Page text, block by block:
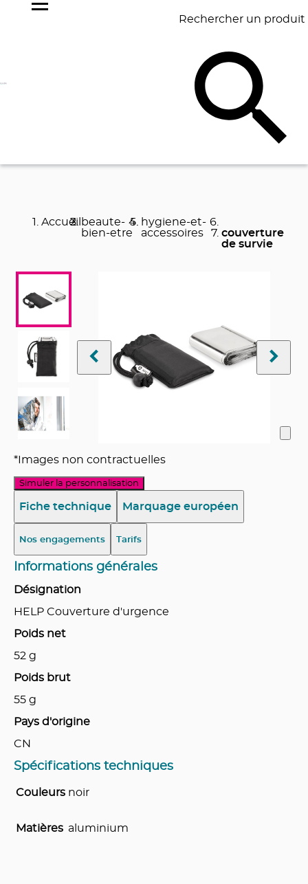
Rechercher un produit
BAGAGERIE BUREAU
Accueil beaute-
bien-etre
hygiene-et-
accessoires
couverture
de survie
*Images non contractuelles
Simuler la personnalisation
Fiche technique Marquage européen
Nos engagements Tarifs
Informations générales
Désignation
HELP Couverture d'urgence
Poids net
52 g
Poids brut
55 g
Pays d'origine
CN
Spécifications techniques
Couleurs noir
Matières aluminium